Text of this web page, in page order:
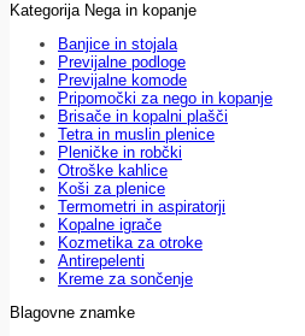
Kategorija Nega in kopanje
Banjice in stojala
Previjalne podloge
Previjalne komode
Pripomočki za nego in kopanje
Brisače in kopalni plašči
Tetra in muslin plenice
Pleničke in robčki
Otroške kahlice
Koši za plenice
Termometri in aspiratorji
Kopalne igrače
Kozmetika za otroke
Antirepelenti
Kreme za sončenje
Blagovne znamke